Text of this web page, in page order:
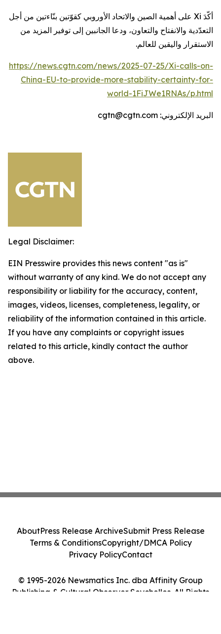
أكّدَ Xi على أهمية الصين والاتحاد الأوروبي كقوّتين بنّاءتين من أجل
التعدّدية والانفتاح والتعاون، ودعا الجانبين إلى توفير المزيد من
الاستقرار واليقين للعالم.
https://news.cgtn.com/news/2025-07-25/Xi-calls-on-
China-EU-to-provide-more-stability-certainty-for-
world-1FiJWe1RNAs/p.html
البريد الإلكتروني: cgtn@cgtn.com
Legal Disclaimer:
EIN Presswire provides this news content "as is"
without warranty of any kind. We do not accept any
responsibility or liability for the accuracy, content,
images, videos, licenses, completeness, legality, or
reliability of the information contained in this article.
If you have any complaints or copyright issues
related to this article, kindly contact the author
above.
© 1995-2026 Newsmatics Inc. dba Affinity Group
Publishing & Cultural Observer Seychelles. All Rights
AboutPress Release ArchiveSubmit Press Release
Terms & ConditionsCopyright/DMCA Policy
Privacy PolicyContact